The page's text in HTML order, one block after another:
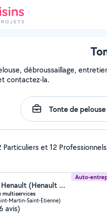
débroussaillage,
contactez-la.
Particuliers et 12
Auto-
Jérôme Henault (Henault Multiservices)
multiservices
Martin-Saint-Etienne)
avis)